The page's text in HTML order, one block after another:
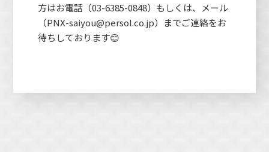
方はお電話（03-6385-0848）もしくは、メール
（PNX-saiyou@persol.co.jp）までご連絡をお
待ちしております😊